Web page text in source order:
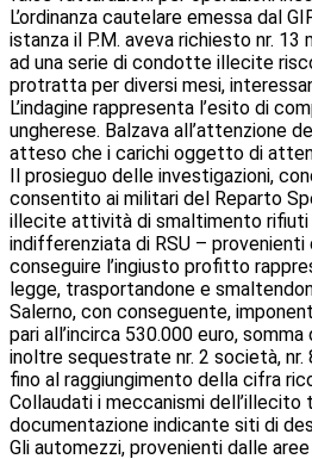
L’ordinanza cautelare emessa dal
istanza il P.M. aveva richiesto nr.
ad una serie di condotte illecite
protratta per diversi mesi,
L’indagine rappresenta l’esito di
ungherese. Balzava all’attenzione
atteso che i carichi oggetto di
Il prosieguo delle investigazioni,
consentito ai militari del Reparto
illecite attività di smaltimento rifiuti
indifferenziata di RSU –
conseguire l’ingiusto profitto
legge, trasportandone e
Salerno, con conseguente,
pari all’incirca 530.000 euro,
inoltre sequestrate nr. 2 società,
fino al raggiungimento della cifra
Collaudati i meccanismi
documentazione indicante siti di
Gli automezzi, provenienti dalle